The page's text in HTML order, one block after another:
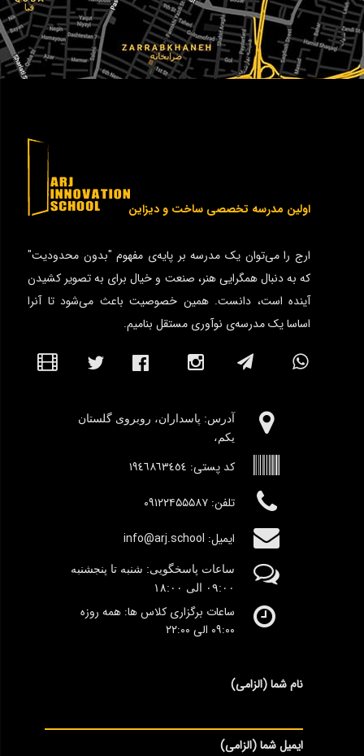
اولین مدرسه تخصصی ساخت و دیزاین
ارج را می‌توان یک مدرسه بر پایه‌ی مفهوم "بدون محدودیت"
که به دنبال همگرایی هنر، صنعت و خیال برای به تصویر کشیدن
آینده است، دانست. همین خصوصیت باعث می‌شود تا آنرا
اساسا یک مدرسه‌ی نوآوری مستقل بنامیم.
آدرس:‌ پاسداران، روبروی گلستان
یکم،
کد پستی: ١٩٤٦٨٦٣٤٥٤
تلفن: ۰۹۱۲۲۴۵۵۵۸۷
ایمیل: info@arj.school
ساعات پاسخگویی: شنبه تا پنجشنبه
٠۹:۰۰ الی ١٨:٠٠
ساعات برگزاری کلاس ها: همه روزه
۰۹:۰۰ الی ۲۲:۰۰
نام شما (الزامی)
ایمیل شما (الزامی)